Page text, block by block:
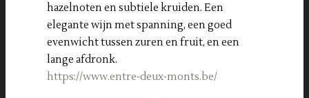
hazelnoten en subtiele kruiden. Een
elegante wijn met spanning, een goed
evenwicht tussen zuren en fruit, en een
lange afdronk.
https://www.entre-deux-monts.be/